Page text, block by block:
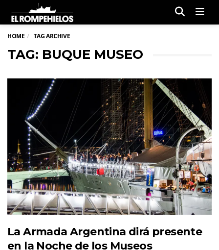
HOME TAG ARCHIVE
TAG: BUQUE MUSEO
La Armada Argentina dirá presente
en la Noche de los Museos